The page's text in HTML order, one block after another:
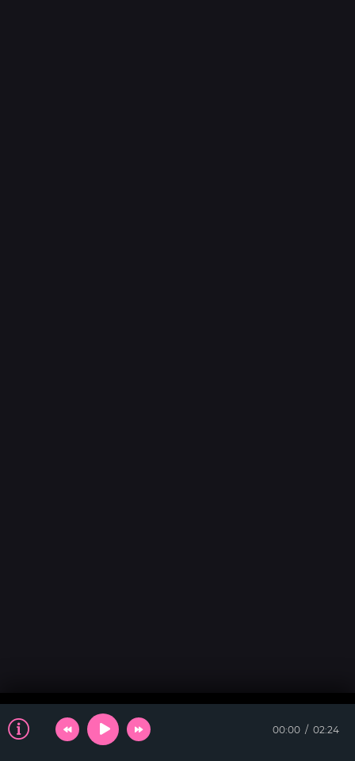
00:00 02:24